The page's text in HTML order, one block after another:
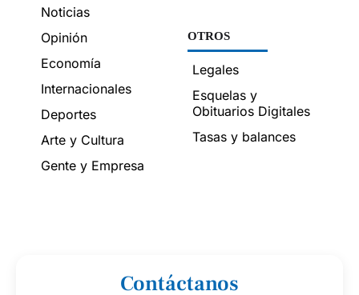
Noticias
Opinión
Economía
Internacionales
Deportes
Arte y Cultura
Gente y Empresa
OTROS
Legales
Esquelas y
Obituarios Digitales
Tasas y balances
Contáctanos